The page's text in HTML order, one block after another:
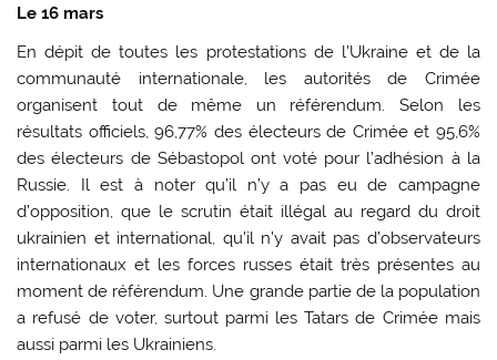
Le 16 mars
En dépit de toutes les protestations de l’Ukraine et de la
communauté internationale, les autorités de Crimée
organisent tout de même un référendum. Selon les
résultats officiels, 96,77% des électeurs de Crimée et 95,6%
des électeurs de Sébastopol ont voté pour l’adhésion à la
Russie. Il est à noter qu’il n’y a pas eu de campagne
d’opposition, que le scrutin était illégal au regard du droit
ukrainien et international, qu’il n’y avait pas d’observateurs
internationaux et les forces russes était très présentes au
moment de référendum. Une grande partie de la population
a refusé de voter, surtout parmi les Tatars de Crimée mais
aussi parmi les Ukrainiens.